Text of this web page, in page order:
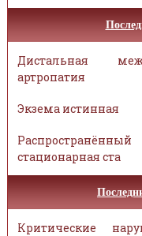
Дистальная
артропатия
Экзема истинная
стационарная ста
Критические